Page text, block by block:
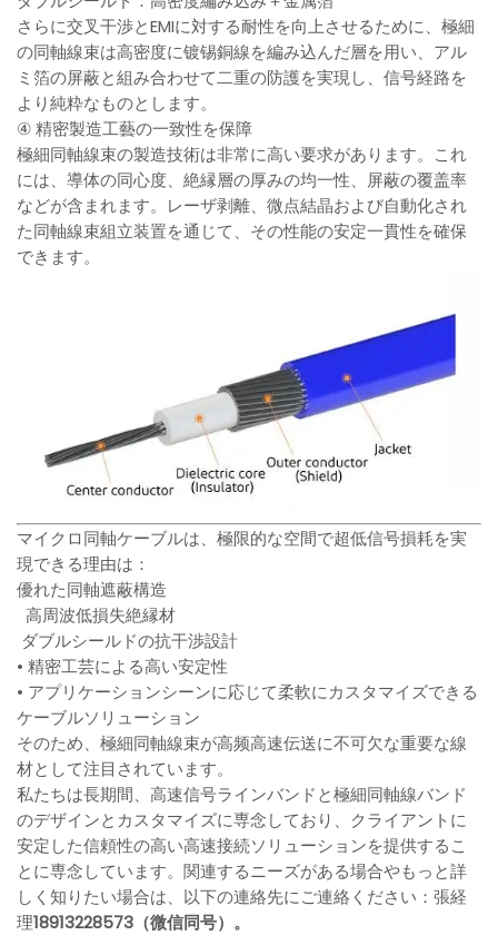
さらに交叉干渉とEMIに対する耐性を向上させるために、極細
の同軸線束は高密度に镀锡銅線を編み込んだ層を用い、アル
ミ箔の屏蔽と組み合わせて二重の防護を実現し、信号経路を
より純粋なものとします。
④ 精密製造工藝の一致性を保障
極細同軸線束の製造技術は非常に高い要求があります。これ
には、導体の同心度、絶縁層の厚みの均一性、屏蔽の覆盖率
などが含まれます。レーザ剥離、微点結晶および自動化され
た同軸線束組立装置を通じて、その性能の安定一貫性を確保
できます。
マイクロ同軸ケーブルは、極限的な空間で超低信号損耗を実
現できる理由は：
優れた同軸遮蔽構造
高周波低損失絶縁材
ダブルシールドの抗干渉設計
• 精密工芸による高い安定性
• アプリケーションシーンに応じて柔軟にカスタマイズできる
ケーブルソリューション
そのため、極細同軸線束が高频高速伝送に不可欠な重要な線
材として注目されています。
私たちは長期間、高速信号ラインバンドと極細同軸線バンド
のデザインとカスタマイズに専念しており、クライアントに
安定した信頼性の高い高速接続ソリューションを提供するこ
とに専念しています。関連するニーズがある場合やもっと詳
しく知りたい場合は、以下の連絡先にご連絡ください：張経
理18913228573（微信同号）。